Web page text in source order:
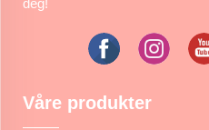
deg!
Våre produkter